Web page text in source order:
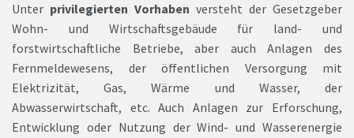
Unter privilegierten Vorhaben versteht der Gesetzgeber
Wohn- und Wirtschaftsgebäude für land- und
forstwirtschaftliche Betriebe, aber auch Anlagen des
Fernmeldewesens, der öffentlichen Versorgung mit
Elektrizität, Gas, Wärme und Wasser, der
Abwasserwirtschaft, etc. Auch Anlagen zur Erforschung,
Entwicklung oder Nutzung der Wind- und Wasserenergie